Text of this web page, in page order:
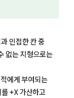
인접한 칸 중
없는 지형으로는
에게 부여되는
+X 가산하고